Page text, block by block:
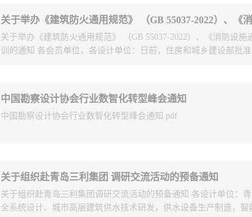
关于举办《建筑防火通用规范》 （GB 55037-2022）、《消防设施
训的通知 各会员单位，各设计单位：日前，住房和城乡建设部批准
《建筑防火通用规范》 GB 55037-2022、《消防设施通用规范》GB
范》）为强制性工程建设标准，全部条文须严格执行。为帮助工程
系统地学习、理解《规范》的主要内容、编制背景，掌握《规范》
通用规范》 GB 55037-2022、《消防设施通用规范》GB 55036-
深专家授课。王宗存：应急管理部天津消防研究所副研究员，主
工作。近年来参与完成了两部全文强制工程建设消防规范和国家标
中国勘察设计协会行业数智化转型峰会通知
中国勘察设计协会行业数智化转型峰会通知.pdf
关于组织赴青岛三利集团 调研交流活动的预备通知
关于组织赴青岛三利集团调研交流活动的预备通知 各设计单位：
全系统设计、城市高层建筑供水技术研发，供水设备生产制造，智